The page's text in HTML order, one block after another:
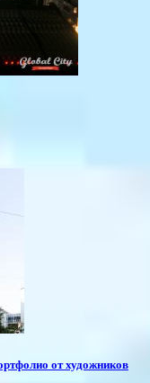
от художников